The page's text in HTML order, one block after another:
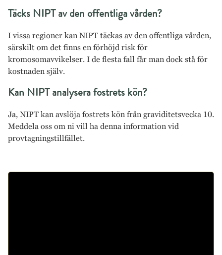
Täcks NIPT av den offentliga vården?
I vissa regioner kan NIPT täckas av den offentliga vården,
särskilt om det finns en förhöjd risk för
kromosomavvikelser. I de flesta fall får man dock stå för
kostnaden själv.
Kan NIPT analysera fostrets kön?
Ja, NIPT kan avslöja fostrets kön från graviditetsvecka 10.
Meddela oss om ni vill ha denna information vid
provtagningstillfället.